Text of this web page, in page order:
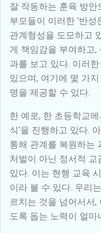
잘 작동하는 훈육 방안
부모들이 이러한 '반성
관계형성을 도모하고
게 책임감을 부여하고,
과를 보고 있다. 이러
있으며, 여기에 몇 가
명을 제공할 수 있다.
한 예로, 한 초등학교
식'을 진행하고 있다.
통해 관계를 복원하는
처벌이 아닌 정서적
있다. 이는 현행 교육
이라 볼 수 있다. 우리
르치는 것을 넘어서서
도록 돕는 노력이 얼마